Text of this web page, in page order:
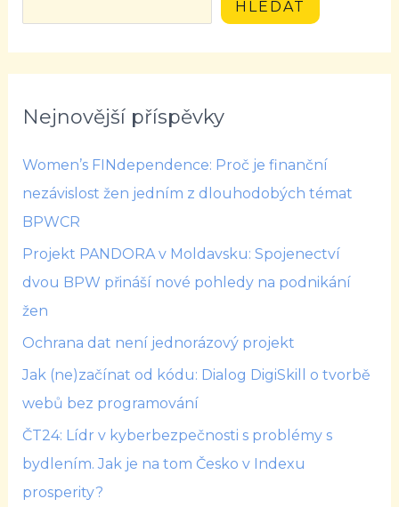
HLEDAT
Nejnovější příspěvky
Women’s FINdependence: Proč je finanční
nezávislost žen jedním z dlouhodobých témat
BPWCR
Projekt PANDORA v Moldavsku: Spojenectví
dvou BPW přináší nové pohledy na podnikání
žen
Ochrana dat není jednorázový projekt
Jak (ne)začínat od kódu: Dialog DigiSkill o tvorbě
webů bez programování
ČT24: Lídr v kyberbezpečnosti s problémy s
bydlením. Jak je na tom Česko v Indexu
prosperity?